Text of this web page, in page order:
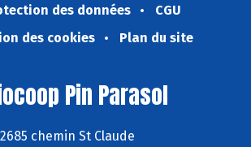
des données
CGU
des cookies
Plan du site
Pin Parasol
2685 chemin St Claude